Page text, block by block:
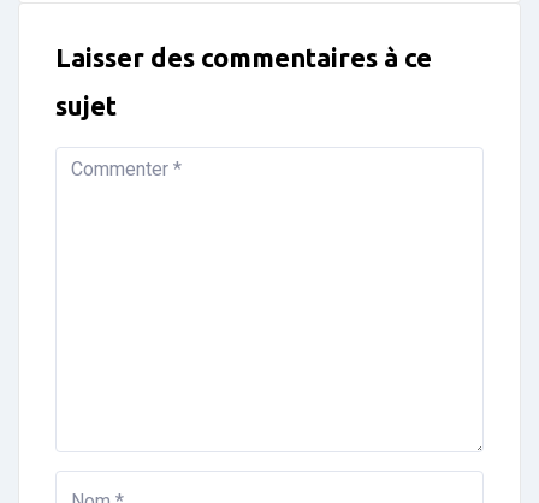
Laisser des commentaires à ce
sujet